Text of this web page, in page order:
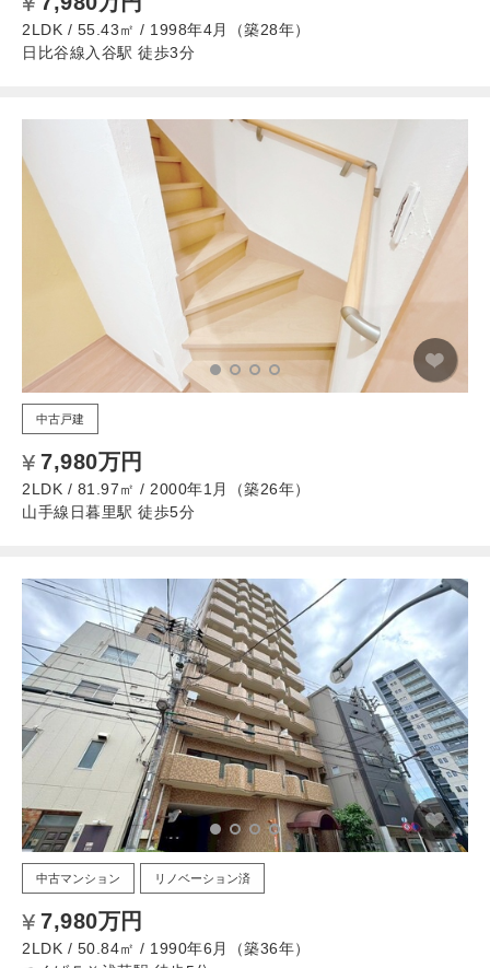
2LDK / 55.43㎡ / 1998年4月（築28年）
日比谷線入谷駅 徒歩3分
中古戸建
7,980万円
2LDK / 81.97㎡ / 2000年1月（築26年）
山手線日暮里駅 徒歩5分
中古マンション リノベーション済
7,980万円
2LDK / 50.84㎡ / 1990年6月（築36年）